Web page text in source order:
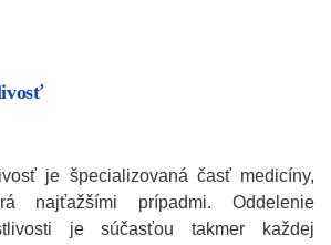
je špecializovaná časť medicíny,
najťažšími prípadmi. Oddelenie
je súčasťou takmer každej